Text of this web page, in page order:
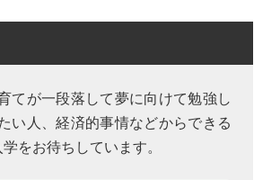
てが一段落して夢に向けて勉強し
い人、経済的事情などからできる
をお待ちしています。